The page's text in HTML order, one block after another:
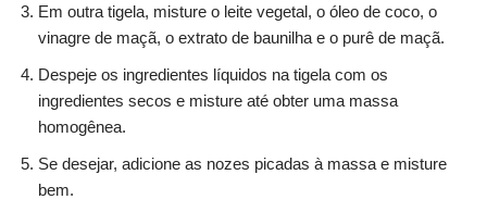
Em outra tigela, misture o leite vegetal, o óleo de coco, o
vinagre de maçã, o extrato de baunilha e o purê de maçã.
Despeje os ingredientes líquidos na tigela com os
ingredientes secos e misture até obter uma massa
homogênea.
Se desejar, adicione as nozes picadas à massa e misture
bem.